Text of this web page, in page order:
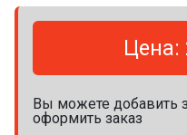
Цена:
Вы можете добавить
оформить заказ